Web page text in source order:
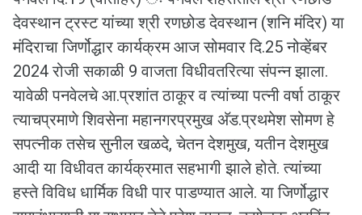
देवस्थान ट्रस्ट यांच्या श्री रणछोड देवस्थान (शनि मंदिर) या
मंदिराचा जिर्णोद्धार कार्यक्रम आज सोमवार दि.25 नोव्हेंबर
2024 रोजी सकाळी 9 वाजता विधीवतरित्या संपन्न झाला.
यावेळी पनवेलचे आ.प्रशांत ठाकूर व त्यांच्या पत्नी वर्षा ठाकूर
त्याचप्रमाणे शिवसेना महानगरप्रमुख अ‍ॅड.प्रथमेश सोमण हे
सपत्नीक तसेच सुनील खळदे, चेतन देशमुख, यतीन देशमुख
आदी या विधीवत कार्यक्रमात सहभागी झाले होते. त्यांच्या
हस्ते विविध धार्मिक विधी पार पाडण्यात आले. या जिर्णोद्धार